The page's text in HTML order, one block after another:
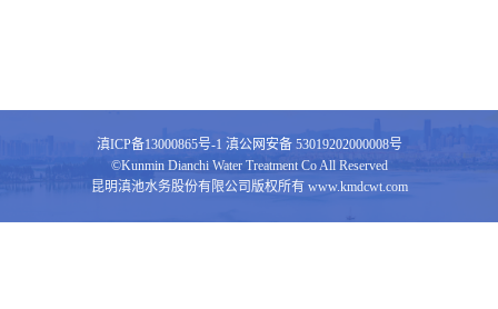
滇ICP备13000865号-1 滇公网安备 53019202000008号
©Kunmin Dianchi Water Treatment Co All Reserved
昆明滇池水务股份有限公司版权所有 www.kmdcwt.com